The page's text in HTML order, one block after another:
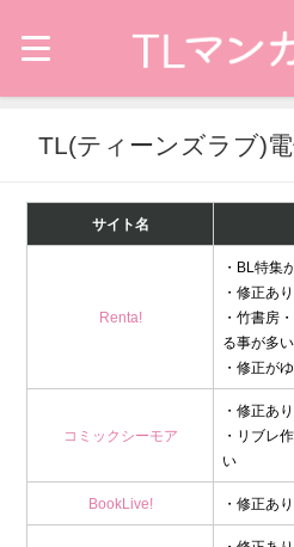
TL(ティーンズラブ)
サイト名
Renta!
・BL特集
・修正あ
・竹書房
る事が多い
・修正が
コミックシーモア
・修正あ
・リブレ
い
BookLive! ・修正あ